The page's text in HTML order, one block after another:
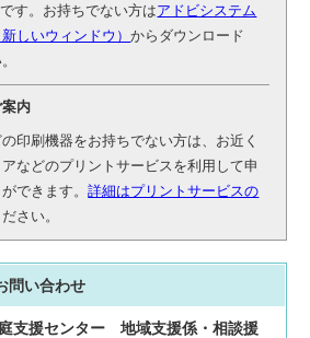
す。お持ちでない方はアドビシステム
しいウィンドウ）からダウンロード
内
印刷機器をお持ちでない方は、お近く
などのプリントサービスを利用して申
できます。詳細はプリントサービスの
さい。
問い合わせ
支援センター 地域支援係・相談援